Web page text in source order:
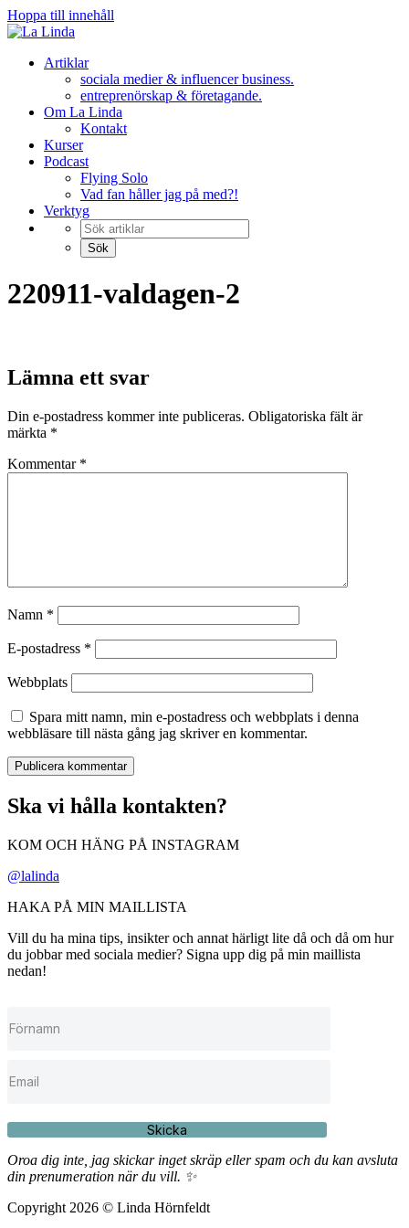
Hoppa till innehåll
Artiklar
sociala medier & influencer business.
entreprenörskap & företagande.
Om La Linda
Kontakt
Kurser
Podcast
Flying Solo
Vad fan håller jag på med?!
Verktyg
220911-valdagen-2
Lämna ett svar
Din e-postadress kommer inte publiceras. Obligatoriska fält är
märkta *
Kommentar *
Namn *
E-postadress *
Webbplats
Spara mitt namn, min e-postadress och webbplats i denna
webbläsare till nästa gång jag skriver en kommentar.
Ska vi hålla kontakten?
KOM OCH HÄNG PÅ INSTAGRAM
@lalinda
HAKA PÅ MIN MAILLISTA
Vill du ha mina tips, insikter och annat härligt lite då och då om hur
du jobbar med sociala medier? Signa upp dig på min maillista
nedan!
Skicka
Oroa dig inte, jag skickar inget skräp eller spam och du kan avsluta
din prenumeration när du vill. ✨
Copyright 2026 © Linda Hörnfeldt